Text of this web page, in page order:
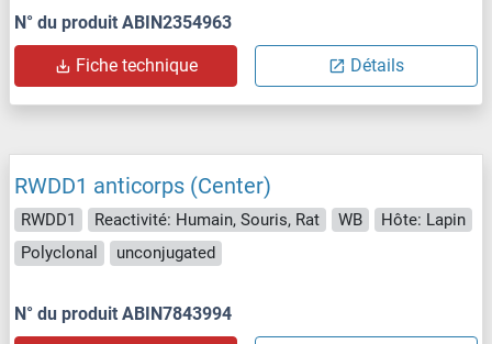
N° du produit ABIN2354963
Fiche technique Détails
RWDD1 anticorps (Center)
RWDD1 Reactivité: Humain, Souris, Rat WB
Hôte: Lapin
Polyclonal
unconjugated
N° du produit ABIN7843994